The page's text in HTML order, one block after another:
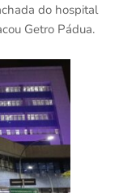
do hospital
Getro Pádua.